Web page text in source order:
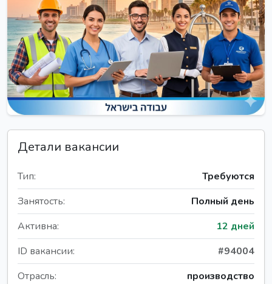
Детали вакансии
Тип:
Требуются
Занятость:
Полный день
Активна:
12 дней
ID вакансии:
#94004
Отрасль:
производство